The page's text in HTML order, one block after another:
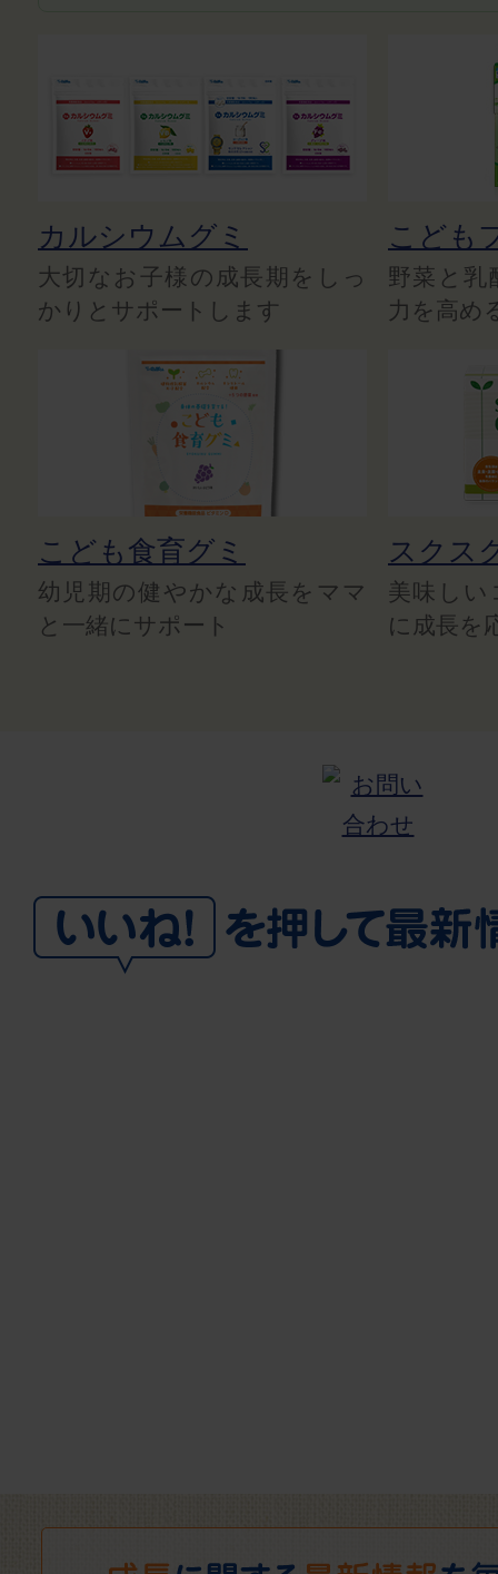
カルシウムグミ
大切なお子様の成長期をしっ
かりとサポートします
こども
野菜と乳
力を高め
こども食育グミ
幼児期の健やかな成長をママ
と一緒にサポート
スクス
美味しい
に成長を